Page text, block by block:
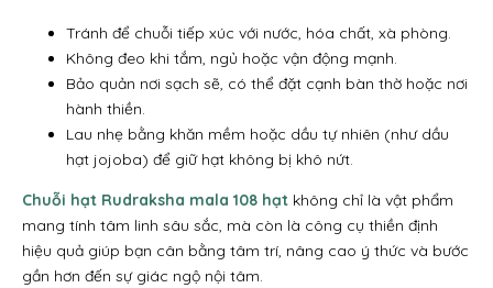
Tránh để chuỗi tiếp xúc với nước, hóa chất, xà phòng.
Không đeo khi tắm, ngủ hoặc vận động mạnh.
Bảo quản nơi sạch sẽ, có thể đặt cạnh bàn thờ hoặc nơi
hành thiền.
Lau nhẹ bằng khăn mềm hoặc dầu tự nhiên (như dầu
hạt jojoba) để giữ hạt không bị khô nứt.
Chuỗi hạt Rudraksha mala 108 hạt không chỉ là vật phẩm
mang tính tâm linh sâu sắc, mà còn là công cụ thiền định
hiệu quả giúp bạn cân bằng tâm trí, nâng cao ý thức và bước
gần hơn đến sự giác ngộ nội tâm.